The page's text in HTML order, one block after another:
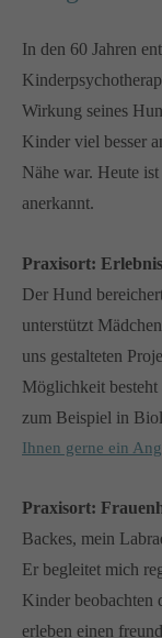
About us
Lorem ipsum
sociis natoque
nascetur
In den 60 Jahren
Wirkung seines
Kinder viel besser
Nähe war. Heute
anerkannt.
Praxisort:
Der Hund
unterstützt
uns gestalteten
Möglichkeit
zum Beispiel in
Ihnen gerne ein
Praxisort:
Backes, mein
Er begleitet mich
Kinder beobachten
erleben einen